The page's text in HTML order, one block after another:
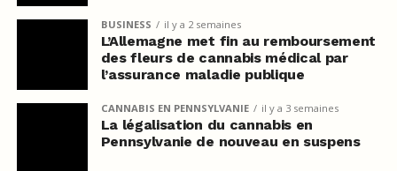
BUSINESS il y a 2 semaines
L’Allemagne met fin au remboursement
des fleurs de cannabis médical par
l’assurance maladie publique
CANNABIS EN PENNSYLVANIE il y a 3 semaines
La légalisation du cannabis en
Pennsylvanie de nouveau en suspens